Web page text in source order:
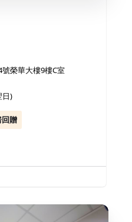
榮華大樓9樓C室
日)
贈